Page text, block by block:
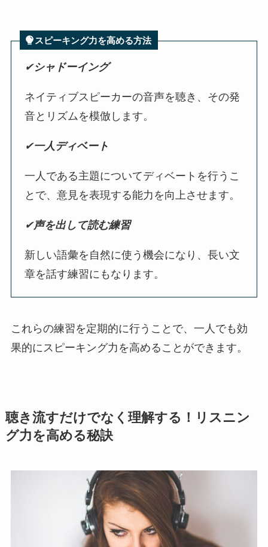
スピーキング力を高める方法
✔︎シャドーイング
ネイティブスピーカーの音声を聴き、その発
音とリズムを模倣します。
✔︎一人ディベート
一人である主題についてディベートを行うこ
とで、意見を表現する能力を向上させます。
✔︎声を出して読む練習
新しい語彙を自然に使う機会になり、長い文
章を話す練習にもなります。
これらの練習を定期的に行うことで、一人でも効
果的にスピーキング力を高めることができます。
聴き流すだけでなく理解する！リスニン
グ力を高める秘訣